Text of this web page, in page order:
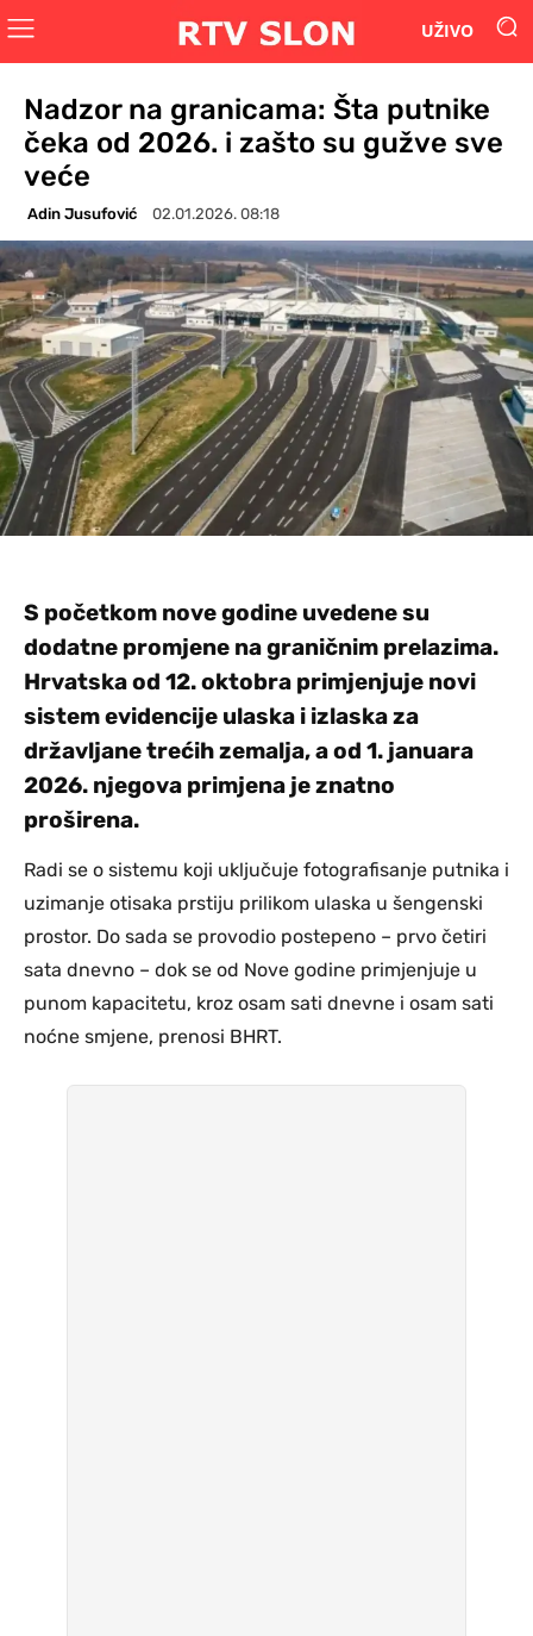
UŽIVO
Nadzor na granicama: Šta putnike
čeka od 2026. i zašto su gužve sve
veće
Adin Jusufović 02.01.2026. 08:18
S početkom nove godine uvedene su
dodatne promjene na graničnim prelazima.
Hrvatska od 12. oktobra primjenjuje novi
sistem evidencije ulaska i izlaska za
državljane trećih zemalja, a od 1. januara
2026. njegova primjena je znatno
proširena.
Radi se o sistemu koji uključuje fotografisanje putnika i
uzimanje otisaka prstiju prilikom ulaska u šengenski
prostor. Do sada se provodio postepeno – prvo četiri
sata dnevno – dok se od Nove godine primjenjuje u
punom kapacitetu, kroz osam sati dnevne i osam sati
noćne smjene, prenosi BHRT.